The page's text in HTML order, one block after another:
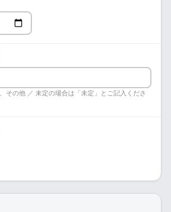
その他 ／ 未定の場合は「未定」とご記入くださ